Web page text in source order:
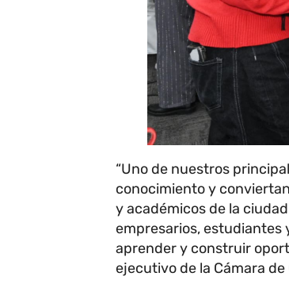
“Uno de nuestros
conocimiento y
y académicos de la
empresarios,
aprender y construir
ejecutivo de la Cámara